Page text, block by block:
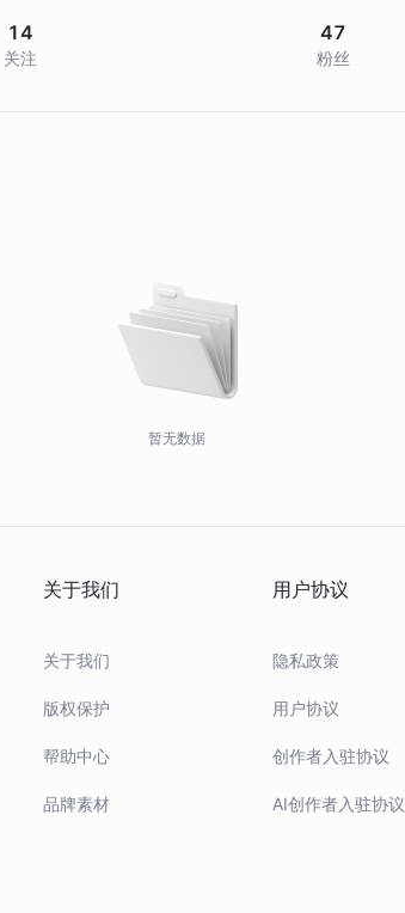
14
关注
47
粉丝
暂无数据
关于我们
关于我们
版权保护
帮助中心
品牌素材
用户协议
隐私政策
用户协议
创作者入驻协议
AI创作者入驻协议